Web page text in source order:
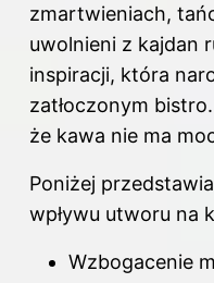
zmartwieniach,
uwolnieni z kajdan
inspiracji, która
zatłoczonym
że kawa nie ma
Poniżej
wpływu utworu na
Wzbogacenie